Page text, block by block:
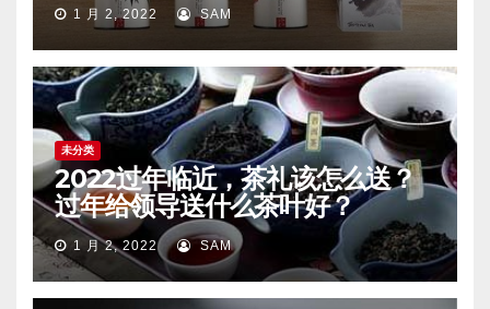
1 月 2, 2022 SAM
未分类
2022过年临近，茶礼该怎么送？
过年给领导送什么茶叶好？
1 月 2, 2022 SAM